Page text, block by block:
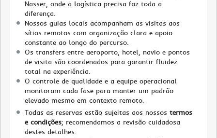
Nasser, onde a logística precisa faz toda a
diferença.
Nossos guias locais acompanham as visitas aos
sítios remotos com organização clara e apoio
constante ao longo do percurso.
Os transfers entre aeroporto, hotel, navio e pontos
de visita são coordenados para garantir fluidez
total na experiência.
O controle de qualidade e a equipe operacional
monitoram cada fase para manter um padrão
elevado mesmo em contexto remoto.
Todas as reservas estão sujeitas aos nossos termos
e condições; recomendamos a revisão cuidadosa
destes detalhes.